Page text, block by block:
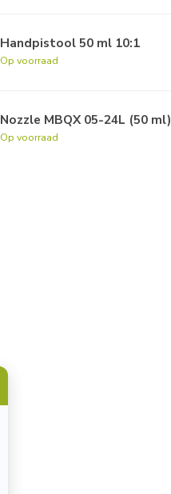
Handpistool 50 ml 10:1
Op voorraad
Nozzle MBQX 05-24L (50 ml)
Op voorraad